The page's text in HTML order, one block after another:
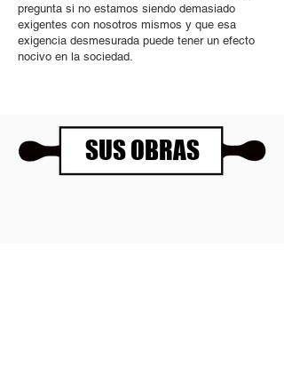
pregunta si no estamos siendo demasiado
exigentes con nosotros mismos y que esa
exigencia desmesurada puede tener un efecto
nocivo en la sociedad.
SUS OBRAS